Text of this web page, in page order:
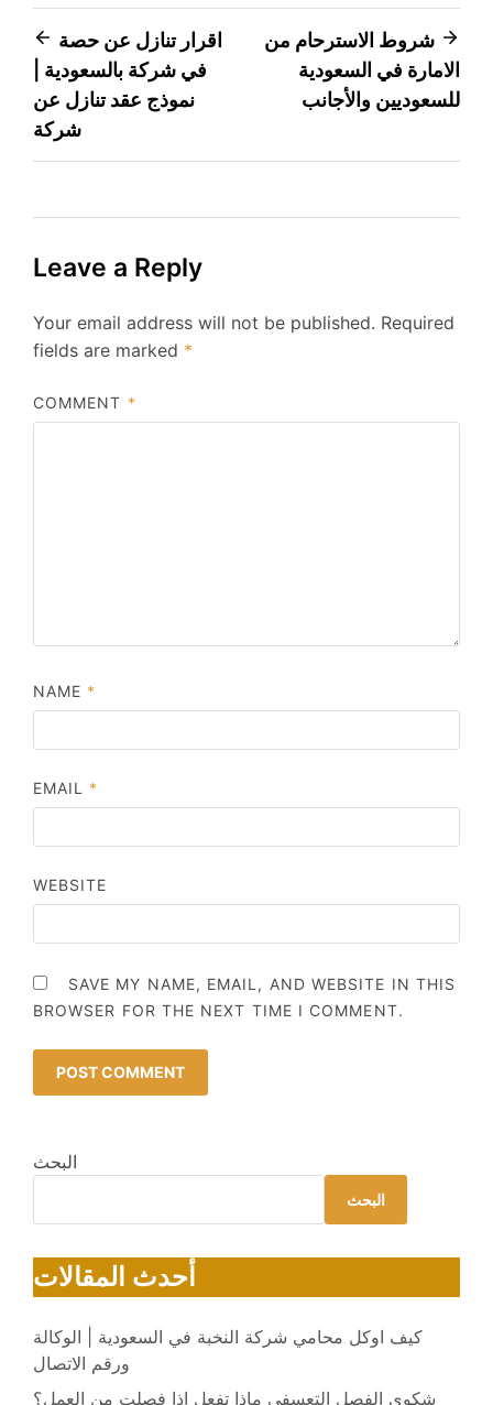
Post
navigation
اقرار تنازل عن حصة
في شركة بالسعودية |
نموذج عقد تنازل عن
شركة
شروط الاسترحام من
الامارة في السعودية
للسعوديين والأجانب
Leave a Reply
Your email address will not be published. Required
fields are marked *
COMMENT *
NAME *
EMAIL *
WEBSITE
SAVE MY NAME, EMAIL, AND WEBSITE IN THIS
BROWSER FOR THE NEXT TIME I COMMENT.
البحث
البحث
أحدث المقالات
كيف اوكل محامي شركة النخبة في السعودية | الوكالة
ورقم الاتصال
شكوى الفصل التعسفي ماذا تفعل اذا فصلت من العمل؟